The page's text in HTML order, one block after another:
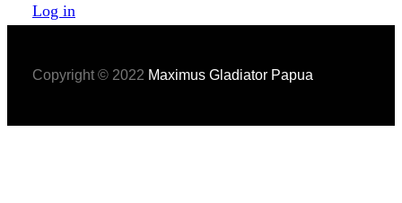
Log in
Copyright © 2022 Maximus Gladiator Papua